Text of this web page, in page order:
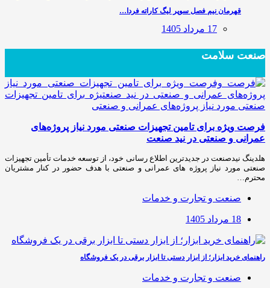
قهرمان نیم فصل سوپر لیگ کاراته فردا…
17 مرداد 1405
صنعت سلامت
فرصت ویژه برای تامین تجهیزات صنعتی مورد نیاز پروژه‌های
عمرانی و صنعتی در نید صنعت
هلدینگ نیدصنعت در جدیدترین اطلاع رسانی خود، از توسعه خدمات تأمین تجهیزات
صنعتی مورد نیاز پروژه های عمرانی و صنعتی با هدف حضور در کنار مشتریان
محترم…
صنعت و تجارت و خدمات
18 مرداد 1405
راهنمای خرید ابزار؛ از ابزار دستی تا ابزار برقی در یک فروشگاه
صنعت و تجارت و خدمات